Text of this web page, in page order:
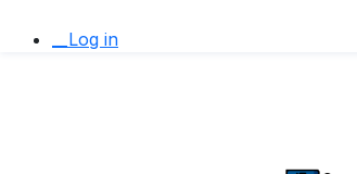
__Log in